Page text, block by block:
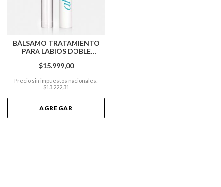
BÁLSAMO TRATAMIENTO
PARA LABIOS DOBLE
HIALURÓNICO AH+
$15.999,00
Precio sin impuestos nacionales:
$13.222,31
AGREGAR